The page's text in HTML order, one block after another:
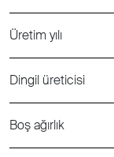
Üretim yılı
Dingil üreticisi
Boş ağırlık